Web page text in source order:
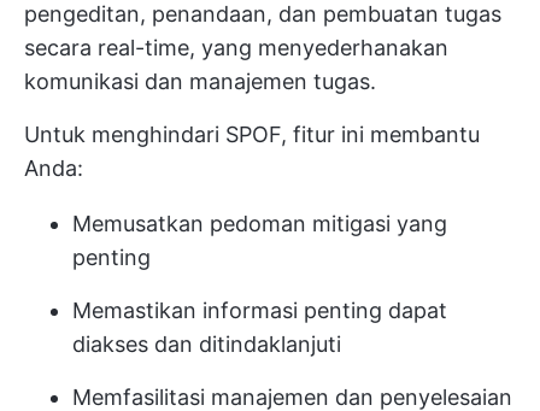
pengeditan, penandaan, dan pembuatan tugas
secara real-time, yang menyederhanakan
komunikasi dan manajemen tugas.
Untuk menghindari SPOF, fitur ini membantu
Anda:
Memusatkan pedoman mitigasi yang
penting
Memastikan informasi penting dapat
diakses dan ditindaklanjuti
Memfasilitasi manajemen dan penyelesaian